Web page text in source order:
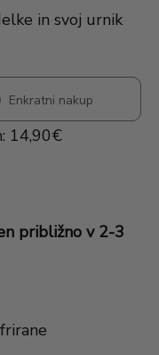
in svoj urnik
Enkratni nakup
14,90€
približno v 2-3